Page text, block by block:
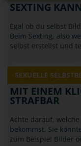
SEXTING
Egal ob du selbst
Beim Sexting, also
selbst erstellst und
SEXUELLE
MIT EINEM
STRAFBAR
Achte darauf,
bekommst. Sie
zum Beispiel Bilder